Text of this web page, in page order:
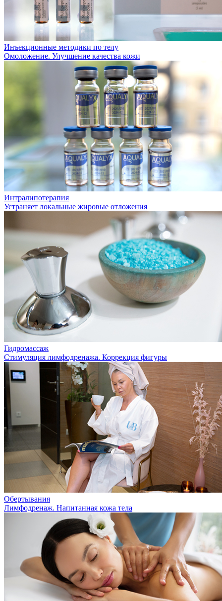
Инъекционные методики по телу
Омоложение. Улучшение качества кожи
Интралипотерапия
Устраняет локальные жировые отложения
Гидромассаж
Стимуляция лимфодренажа. Коррекция фигуры
Обертывания
Лимфодренаж. Напитанная кожа тела